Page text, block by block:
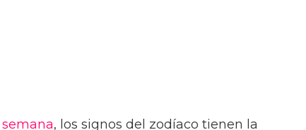
semana, los signos del zodíaco tienen la